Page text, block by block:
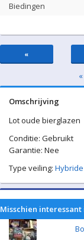
Biedingen
«
Omschrijving
Lot oude bierglazen
Conditie: Gebruikt
Garantie: Nee
Type veiling:
Misschien